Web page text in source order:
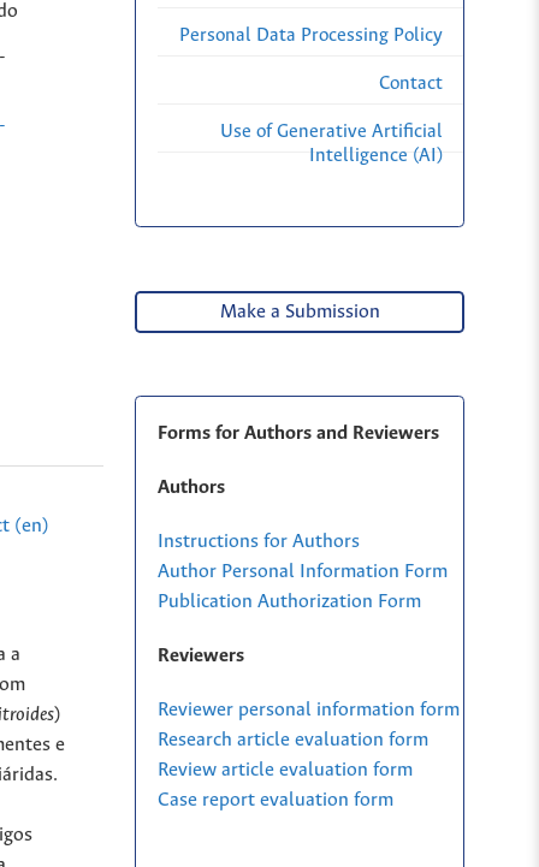
(en)
a
)
e
Personal Data Processing Policy
Contact
Use of Generative Artificial
Intelligence (AI)
Make a Submission
Forms for Authors and Reviewers
Authors
Instructions for Authors
Author Personal Information Form
Publication Authorization Form
Reviewers
Reviewer personal information form
Research article evaluation form
Review article evaluation form
Case report evaluation form